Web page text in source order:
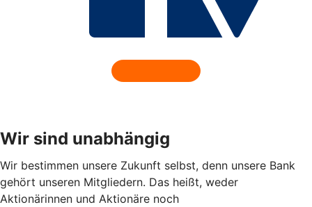
Wir sind unabhängig
Wir bestimmen unsere Zukunft selbst, denn unsere Bank
gehört unseren Mitgliedern. Das heißt, weder
Aktionärinnen und Aktionäre noch